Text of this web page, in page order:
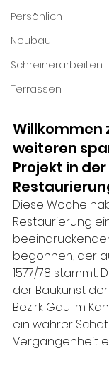
Persönlich
Neubau
Schreinerarbeiten
Terrassen
Willkommen
weiteren
Projekt in
Diese Woche
Restaurierung
begonnen, der
1577/78 stammt.
der Baukunst
Bezirk Gäu im
ein wahrer
Vergangenheit